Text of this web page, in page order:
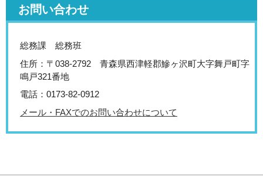
お問い合わせ
総務課 総務班
住所：〒038-2792 青森県西津軽郡鰺ヶ沢町大字舞戸町字
鳴戸321番地
電話：0173-82-0912
メール・FAXでのお問い合わせについて